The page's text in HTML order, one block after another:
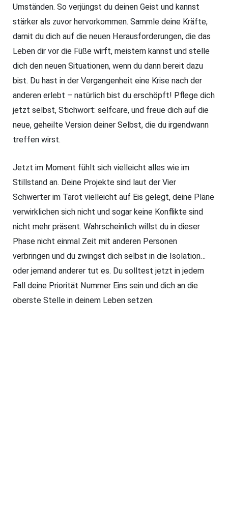
Umständen. So verjüngst du deinen Geist und kannst
stärker als zuvor hervorkommen. Sammle deine Kräfte,
damit du dich auf die neuen Herausforderungen, die das
Leben dir vor die Füße wirft, meistern kannst und stelle
dich den neuen Situationen, wenn du dann bereit dazu
bist. Du hast in der Vergangenheit eine Krise nach der
anderen erlebt – natürlich bist du erschöpft! Pflege dich
jetzt selbst, Stichwort: selfcare, und freue dich auf die
neue, geheilte Version deiner Selbst, die du irgendwann
treffen wirst.
Jetzt im Moment fühlt sich vielleicht alles wie im
Stillstand an. Deine Projekte sind laut der Vier
Schwerter im Tarot vielleicht auf Eis gelegt, deine Pläne
verwirklichen sich nicht und sogar keine Konflikte sind
nicht mehr präsent. Wahrscheinlich willst du in dieser
Phase nicht einmal Zeit mit anderen Personen
verbringen und du zwingst dich selbst in die Isolation…
oder jemand anderer tut es. Du solltest jetzt in jedem
Fall deine Priorität Nummer Eins sein und dich an die
oberste Stelle in deinem Leben setzen.